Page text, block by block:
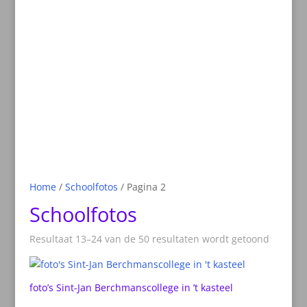
Home/ Schoolfotos / Pagina 2
Schoolfotos
Resultaat 13–24 van de 50 resultaten wordt getoond
foto’s Sint-Jan Berchmanscollege in ’t kasteel